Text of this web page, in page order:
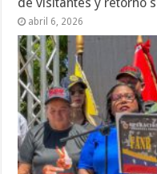
abril 6, 2026